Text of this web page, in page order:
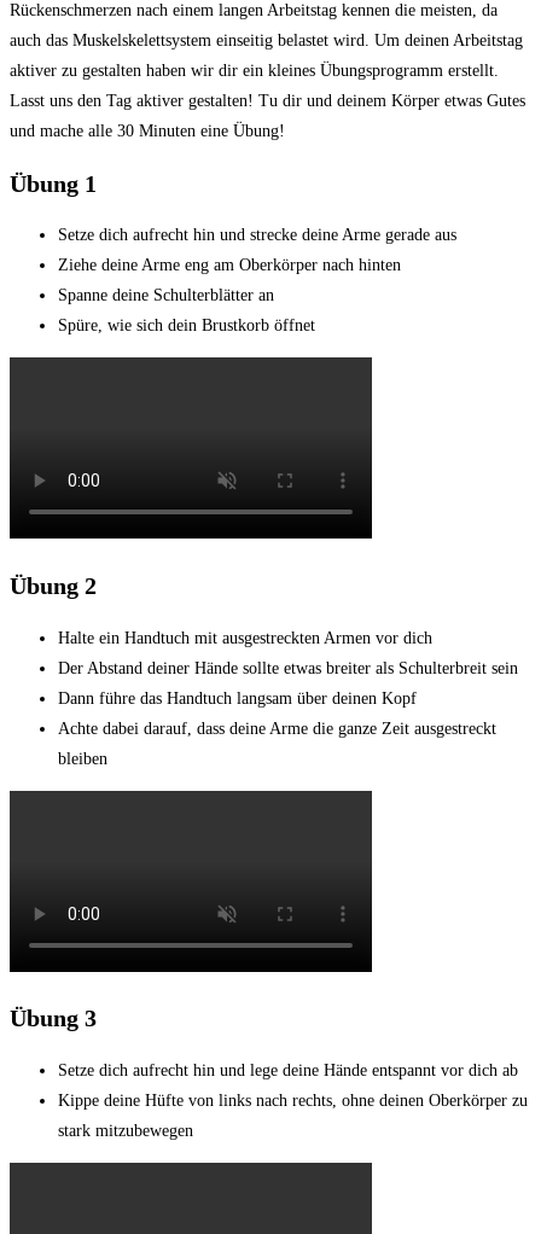
Rückenschmerzen nach einem langen Arbeitstag kennen die meisten, da
auch das Muskelskelettsystem einseitig belastet wird. Um deinen Arbeitstag
aktiver zu gestalten haben wir dir ein kleines Übungsprogramm erstellt.
Lasst uns den Tag aktiver gestalten! Tu dir und deinem Körper etwas Gutes
und mache alle 30 Minuten eine Übung!
Übung 1
Setze dich aufrecht hin und strecke deine Arme gerade aus
Ziehe deine Arme eng am Oberkörper nach hinten
Spanne deine Schulterblätter an
Spüre, wie sich dein Brustkorb öffnet
Übung 2
Halte ein Handtuch mit ausgestreckten Armen vor dich
Der Abstand deiner Hände sollte etwas breiter als Schulterbreit sein
Dann führe das Handtuch langsam über deinen Kopf
Achte dabei darauf, dass deine Arme die ganze Zeit ausgestreckt
bleiben
Übung 3
Setze dich aufrecht hin und lege deine Hände entspannt vor dich ab
Kippe deine Hüfte von links nach rechts, ohne deinen Oberkörper zu
stark mitzubewegen